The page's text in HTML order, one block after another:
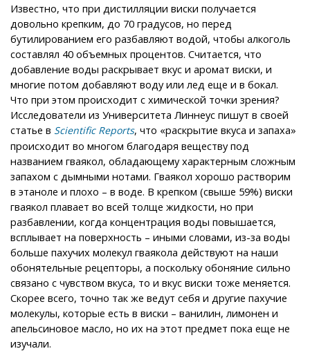
Известно, что при дистилляции виски получается
довольно крепким, до 70 градусов, но перед
бутилированием его разбавляют водой, чтобы алкоголь
составлял 40 объемных процентов. Считается, что
добавление воды раскрывает вкус и аромат виски, и
многие потом добавляют воду или лед еще и в бокал.
Что при этом происходит с химической точки зрения?
Исследователи из Университета Линнеус пишут в своей
статье в Scientific Reports, что «раскрытие вкуса и запаха»
происходит во многом благодаря веществу под
названием гваякол, обладающему характерным сложным
запахом с дымными нотами. Гваякол хорошо растворим
в этаноле и плохо – в воде. В крепком (свыше 59%) виски
гваякол плавает во всей толще жидкости, но при
разбавлении, когда концентрация воды повышается,
всплывает на поверхность – иными словами, из-за воды
больше пахучих молекул гваякола действуют на наши
обонятельные рецепторы, а поскольку обоняние сильно
связано с чувством вкуса, то и вкус виски тоже меняется.
Скорее всего, точно так же ведут себя и другие пахучие
молекулы, которые есть в виски – ванилин, лимонен и
апельсиновое масло, но их на этот предмет пока еще не
изучали.